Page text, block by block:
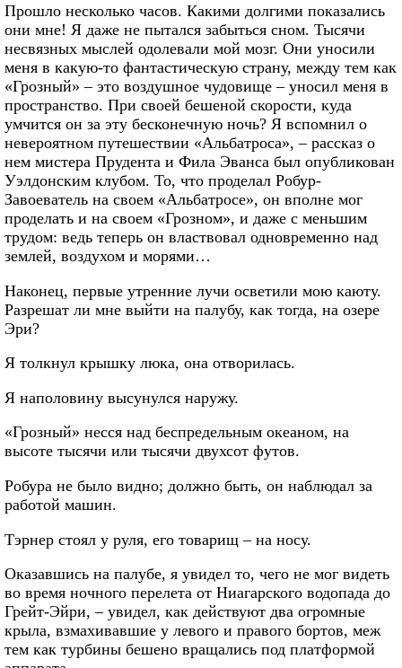
Прошло несколько часов. Какими долгими показались
они мне! Я даже не пытался забыться сном. Тысячи
несвязных мыслей одолевали мой мозг. Они уносили
меня в какую-то фантастическую страну, между тем как
«Грозный» – это воздушное чудовище – уносил меня в
пространство. При своей бешеной скорости, куда
умчится он за эту бесконечную ночь? Я вспомнил о
невероятном путешествии «Альбатроса», – рассказ о
нем мистера Прудента и Фила Эванса был опубликован
Уэлдонским клубом. То, что проделал Робур-
Завоеватель на своем «Альбатросе», он вполне мог
проделать и на своем «Грозном», и даже с меньшим
трудом: ведь теперь он властвовал одновременно над
землей, воздухом и морями…
Наконец, первые утренние лучи осветили мою каюту.
Разрешат ли мне выйти на палубу, как тогда, на озере
Эри?
Я толкнул крышку люка, она отворилась.
Я наполовину высунулся наружу.
«Грозный» несся над беспредельным океаном, на
высоте тысячи или тысячи двухсот футов.
Робура не было видно; должно быть, он наблюдал за
работой машин.
Тэрнер стоял у руля, его товарищ – на носу.
Оказавшись на палубе, я увидел то, чего не мог видеть
во время ночного перелета от Ниагарского водопада до
Грейт-Эйри, – увидел, как действуют два огромные
крыла, взмахивавшие у левого и правого бортов, меж
тем как турбины бешено вращались под платформой